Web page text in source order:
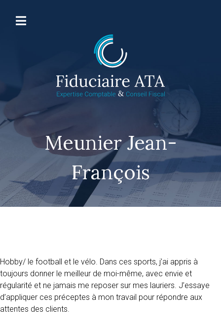
Meunier Jean-
François
Hobby/ le football et le vélo. Dans ces sports, j’ai appris à
toujours donner le meilleur de moi-même, avec envie et
régularité et ne jamais me reposer sur mes lauriers. J’essaye
d’appliquer ces préceptes à mon travail pour répondre aux
attentes des clients.